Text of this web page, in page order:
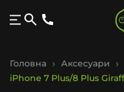
Головна Аксесуари
iPhone 7 Plus/8 Plus